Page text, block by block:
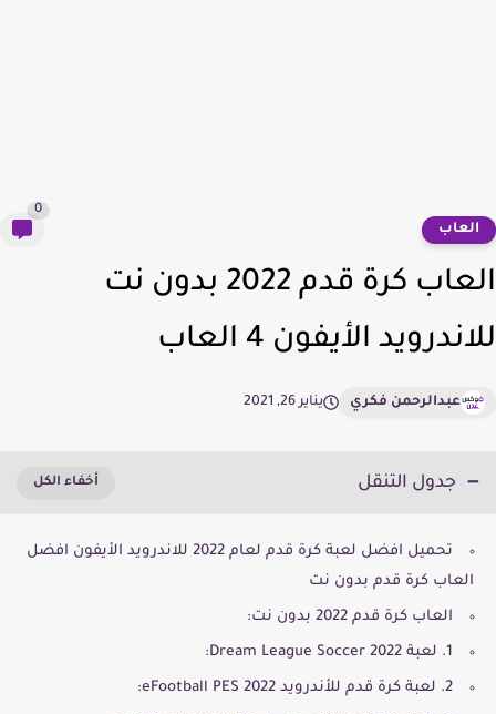
العاب كرة قدم 2022 بدون نت
الأيفون 4 العاب
عبدالرحمن فكري يناير 26, 2021
جدول التنقل
تحميل افضل لعبة كرة قدم لعام 2022 للاندرويد الأيفون افضل
العاب كرة قدم بدون نت
العاب كرة قدم 2022 بدون نت:
1. لعبة 2022 Dream League Soccer:
2. لعبة كرة قدم للأندرويد eFootball PES 2022‏: